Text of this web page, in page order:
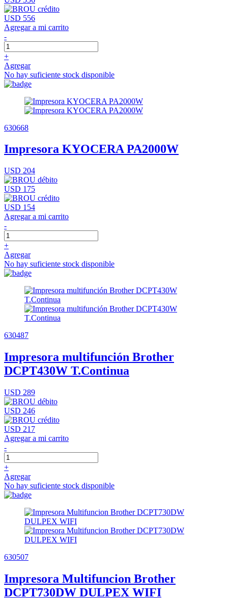
USD 556
Agregar a mi carrito
-
+
Agregar
No hay suficiente stock disponible
630668
Impresora KYOCERA PA2000W
USD 204
USD 175
USD 154
Agregar a mi carrito
-
+
Agregar
No hay suficiente stock disponible
630487
Impresora multifunción Brother
DCPT430W T.Continua
USD 289
USD 246
USD 217
Agregar a mi carrito
-
+
Agregar
No hay suficiente stock disponible
630507
Impresora Multifuncion Brother
DCPT730DW DULPEX WIFI